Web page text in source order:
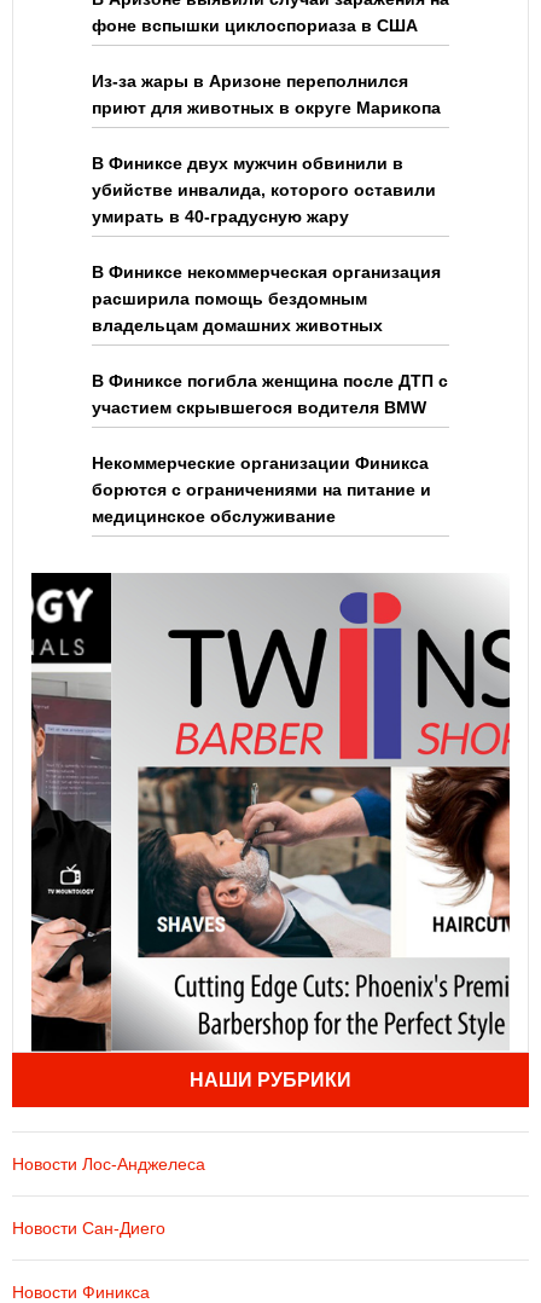
фоне вспышки циклоспориаза в США
Из-за жары в Аризоне переполнился
приют для животных в округе Марикопа
В Финиксе двух мужчин обвинили в
убийстве инвалида, которого оставили
умирать в 40-градусную жару
В Финиксе некоммерческая организация
расширила помощь бездомным
владельцам домашних животных
В Финиксе погибла женщина после ДТП с
участием скрывшегося водителя BMW
Некоммерческие организации Финикса
борются с ограничениями на питание и
медицинское обслуживание
НАШИ РУБРИКИ
Новости Лос-Анджелеса
Новости Сан-Диего
Новости Финикса